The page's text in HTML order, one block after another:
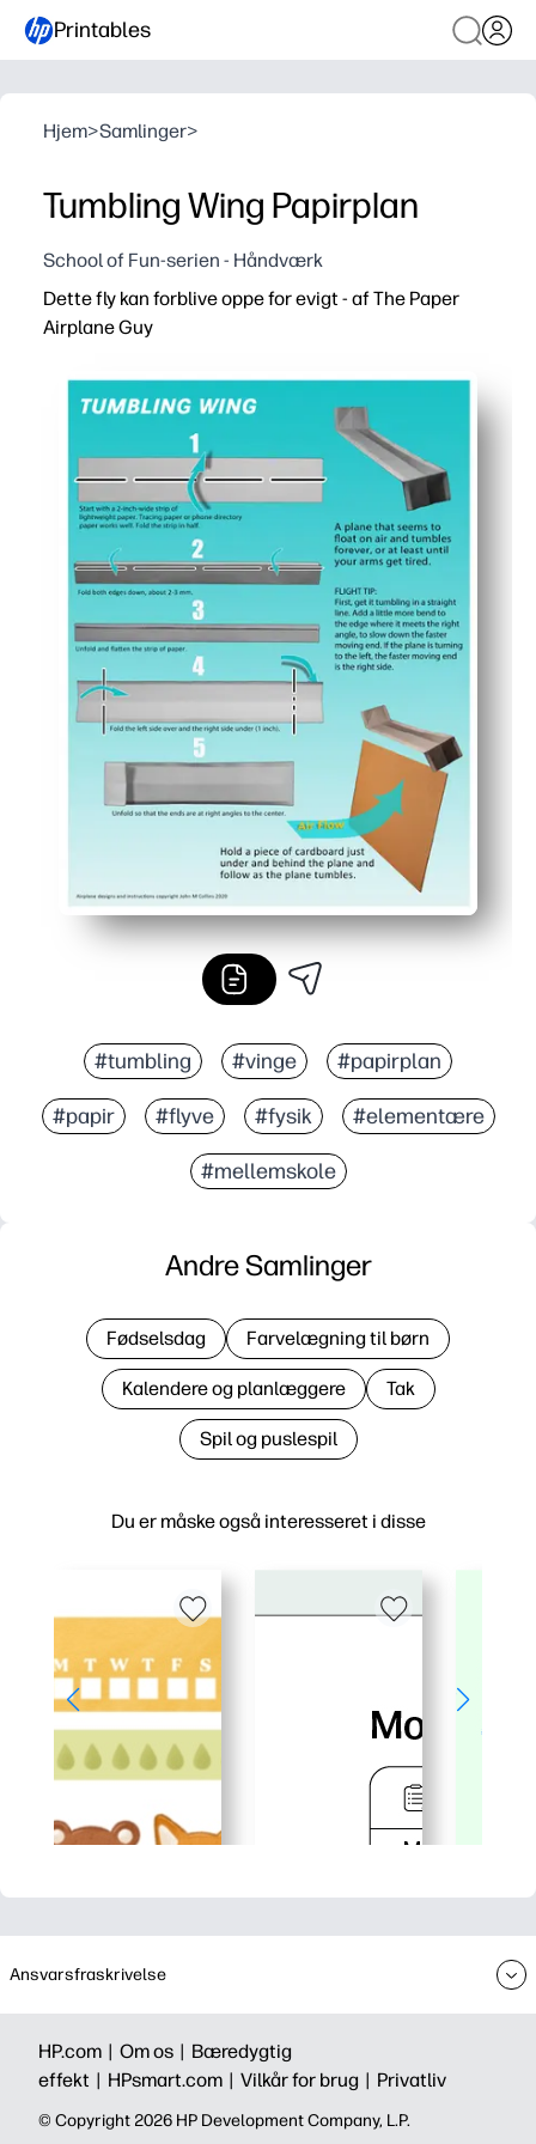
Printables
Hjem>Samlinger>
Tumbling Wing Papirplan
School of Fun-serien - Håndværk
Dette fly kan forblive oppe for evigt - af The Paper
Airplane Guy
#tumbling #vinge #papirplan
#papir #flyve #fysik #elementære
#mellemskole
Du er måske også interesseret i disse
Andre Samlinger
Fødselsdag Farvelægning til børn
Kalendere og planlæggere Tak
Spil og puslespil
Ansvarsfraskrivelse
HP.com | Om os | Bæredygtig
effekt | HPsmart.com | Vilkår for brug | Privatliv
©️ Copyright 2026 HP Development Company, L.P.